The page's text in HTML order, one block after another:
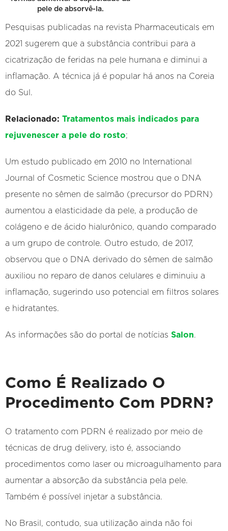
pele de absorvê-la.
Pesquisas publicadas na revista Pharmaceuticals em
2021 sugerem que a substância contribui para a
cicatrização de feridas na pele humana e diminui a
inflamação. A técnica já é popular há anos na Coreia
do Sul.
Relacionado: Tratamentos mais indicados para
rejuvenescer a pele do rosto;
Um estudo publicado em 2010 no International
Journal of Cosmetic Science mostrou que o DNA
presente no sêmen de salmão (precursor do PDRN)
aumentou a elasticidade da pele, a produção de
colágeno e de ácido hialurônico, quando comparado
a um grupo de controle. Outro estudo, de 2017,
observou que o DNA derivado do sêmen de salmão
auxiliou no reparo de danos celulares e diminuiu a
inflamação, sugerindo uso potencial em filtros solares
e hidratantes.
As informações são do portal de notícias Salon.
Como É Realizado O
Procedimento Com PDRN?
O tratamento com PDRN é realizado por meio de
técnicas de drug delivery, isto é, associando
procedimentos como laser ou microagulhamento para
aumentar a absorção da substância pela pele.
Também é possível injetar a substância.
No Brasil, contudo, sua utilização ainda não foi